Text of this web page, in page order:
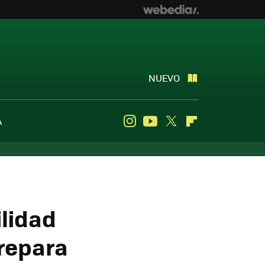
NUEVO
InstagramYoutube
Twitter